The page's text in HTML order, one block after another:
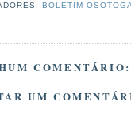
BOLETIM
COMENTÁRIO:
UM